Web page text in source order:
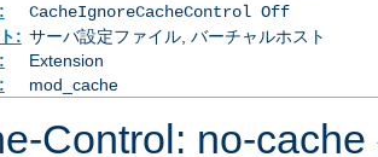
CacheIgnoreCacheControl Off
: サーバ設定ファイル, バーチャルホスト
Extension
mod_cache
Control: no-